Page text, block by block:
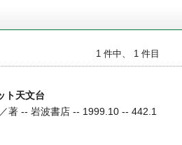
1 件中、 1 件目
ト天文台
著 -- 岩波書店 -- 1999.10 -- 442.1